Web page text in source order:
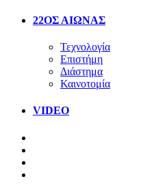
22ΟΣ ΑΙΩΝΑΣ
Τεχνολογία
Επιστήμη
Διάστημα
Καινοτομία
VIDEO